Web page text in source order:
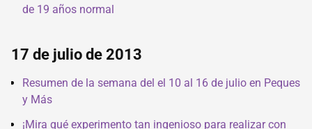
de 19 años normal
17 de julio de 2013
Resumen de la semana del el 10 al 16 de julio en Peques
y Más
¡Mira qué experimento tan ingenioso para realizar con